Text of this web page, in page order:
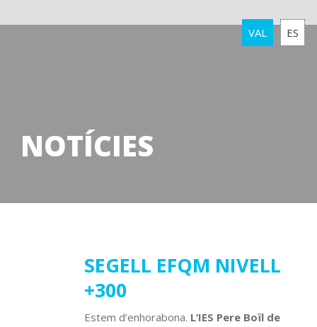
VAL ES
NOTÍCIES
SEGELL EFQM NIVELL
+300
Estem d’enhorabona. L’IES Pere Boïl de